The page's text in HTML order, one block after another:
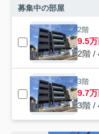
募集中の部屋
2階
9.5万
2階 /
3階
9.7万
3階 /